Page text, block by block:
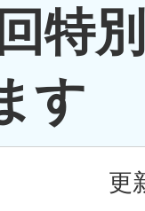
特
す
更